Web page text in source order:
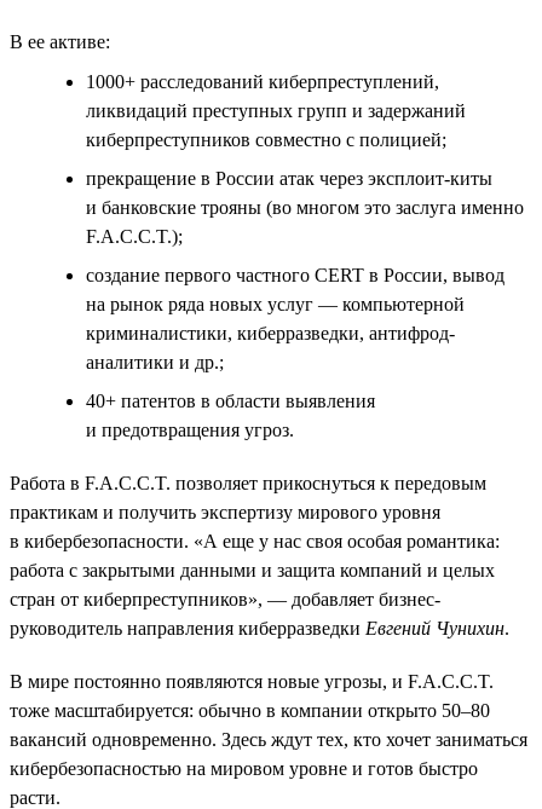
В ее активе:
1000+ расследований киберпреступлений,
ликвидаций преступных групп и задержаний
киберпреступников совместно с полицией;
прекращение в России атак через эксплоит-киты
и банковские трояны (во многом это заслуга именно
F.A.C.C.T.);
создание первого частного СERT в России, вывод
на рынок ряда новых услуг — компьютерной
криминалистики, киберразведки, антифрод-
аналитики и др.;
40+ патентов в области выявления
и предотвращения угроз.
Работа в F.A.C.C.T. позволяет прикоснуться к передовым
практикам и получить экспертизу мирового уровня
в кибербезопасности. «А еще у нас своя особая романтика:
работа с закрытыми данными и защита компаний и целых
стран от киберпреступников», — добавляет бизнес-
руководитель направления киберразведки Евгений Чунихин.
В мире постоянно появляются новые угрозы, и F.A.C.C.T.
тоже масштабируется: обычно в компании открыто 50–80
вакансий одновременно. Здесь ждут тех, кто хочет заниматься
кибербезопасностью на мировом уровне и готов быстро
расти.